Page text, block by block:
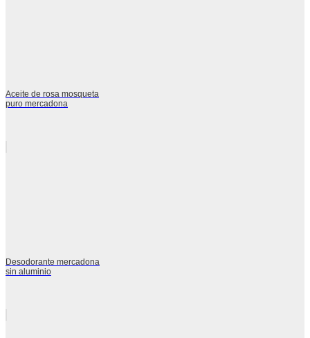
Aceite de rosa mosqueta
puro mercadona
Desodorante mercadona
sin aluminio